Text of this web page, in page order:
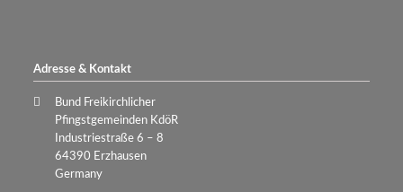
Adresse & Kontakt
Bund Freikirchlicher
Pfingstgemeinden KdöR
Industriestraße 6 – 8
64390 Erzhausen
Germany